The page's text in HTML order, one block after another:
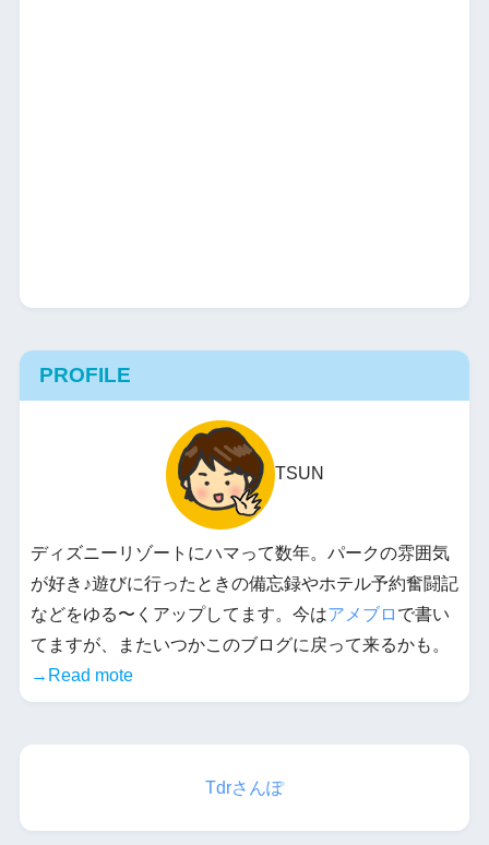
PROFILE
TSUN
ディズニーリゾートにハマって数年。パークの雰囲気
が好き♪遊びに行ったときの備忘録やホテル予約奮闘記
などをゆる〜くアップしてます。今はアメブロ で書い
てますが、またいつかこのブログに戻って来るかも。
→Read mote
Tdrさんぽ